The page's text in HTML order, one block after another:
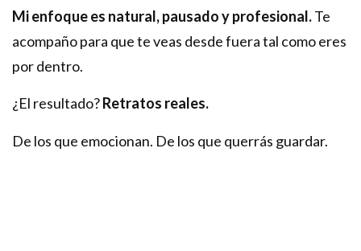
Mi enfoque es natural, pausado y profesional.Te
acompaño para que te veas desde fuera tal como eres
por dentro.
¿El resultado?Retratos reales.
De los que emocionan. De los que querrás guardar.